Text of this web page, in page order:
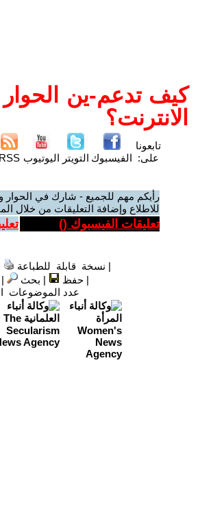
كيف تدعم-ين الحوار
الانترنت؟
تابعونا
على: الفيسبوك التويتر اليوتيوب RSS
رأيكم مهم للجميع - شارك في الحوار
للاطلاع وإضافة التعليقات من خلال
تعليقات الفيسبوك ()
| نسخة قابلة للطباعة
|حفظ | بحث |
عدد الموضوعات